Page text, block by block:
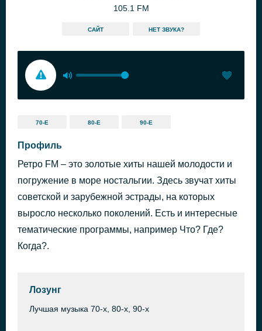
105.1 FM
САЙТ HЕТ ЗВУКА?
70-Е 80-Е 90-Е
Профиль
Ретро FM – это золотые хиты нашей молодости и
погружение в море ностальгии. Здесь звучат хиты
советской и зарубежной эстрады, на которых
выросло несколько поколений. Есть и интересные
тематические программы, например Что? Где?
Когда?.
Лозунг
Лучшая музыка 70-х, 80-х, 90-х